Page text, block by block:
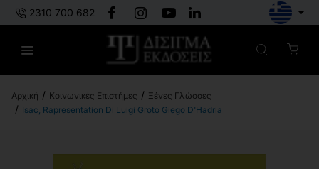
2310 700 682
Κοινωνικές Επιστήμες
Ξένες Γλώσσες
Isac, Rapresentation Di Luigi Groto Giego D'Hadria